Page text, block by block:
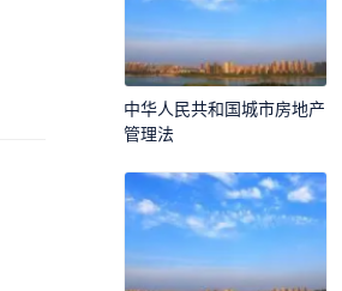
中华人民共和国城市房地产
管理法